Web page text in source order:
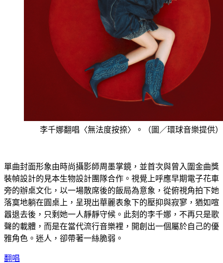
李千娜翻唱〈無法度按捺〉。（圖／環球音樂提供）
單曲封面形象由時尚攝影師周墨掌鏡，並首次與曾入圍金曲獎
裝幀設計的見本生物設計團隊合作。視覺上呼應早期電子花車
旁的辦桌文化，以一場散席後的飯局為意象，從俯視角拍下她
落寞地躺在圓桌上，呈現出華麗表象下的壓抑與寂寥，猶如喧
囂退去後，只剩她一人靜靜守候。此刻的李千娜，不再只是歌
聲的載體，而是在當代流行音樂裡，開創出一個屬於自己的優
雅角色。迷人，卻帶著一絲脆弱。
翻唱